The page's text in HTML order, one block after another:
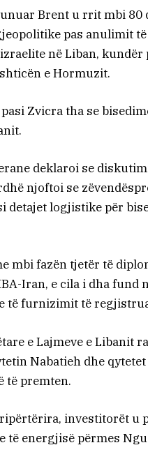
Brent u rrit mbi
pas anulimit
në Liban,
e Hormuzit.
Zvicra tha se
deklaroi se
njoftoi se
detajet logjistike për
mbi fazën tjetër të
Iran, e cila i dha
të furnizimit të
e Lajmeve e Libanit
Nabatieh dhe
të premten.
investitorët u
energjisë përmes